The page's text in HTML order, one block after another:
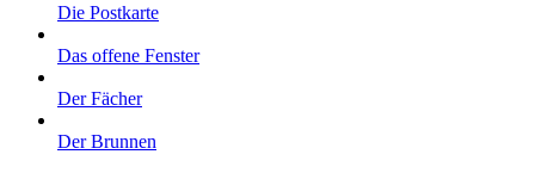
Die Postkarte
Das offene Fenster
Der Fächer
Der Brunnen